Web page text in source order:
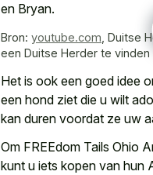
en Bryan.
Bron: youtube.com Duitse
een Duitse Herder te
Het is ook een goed idee
een hond ziet die u wilt
kan duren voordat ze uw
Om FREEdom Tails Ohio
kunt u iets kopen van hun